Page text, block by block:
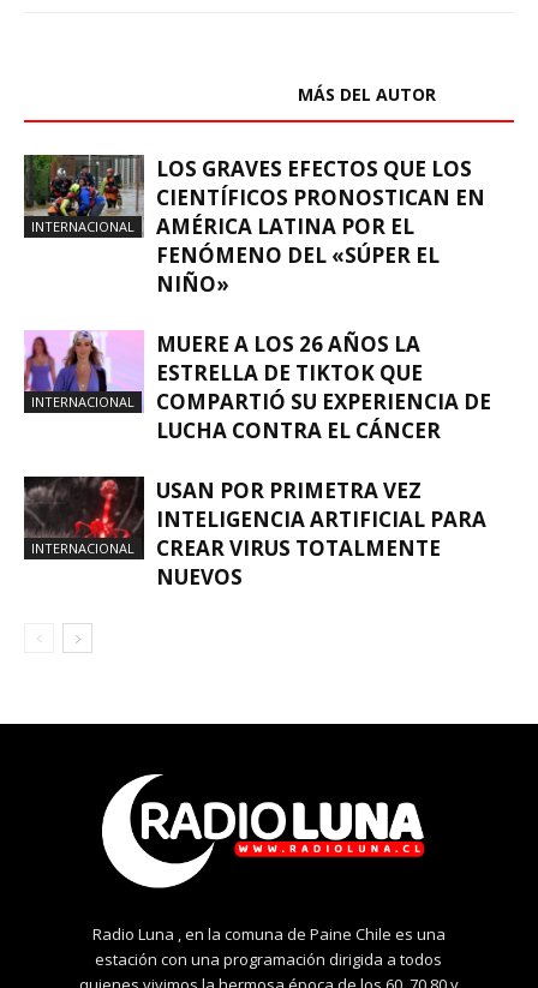
MÁS DEL AUTOR
INTERNACIONAL
LOS GRAVES EFECTOS QUE LOS
CIENTÍFICOS PRONOSTICAN EN
AMÉRICA LATINA POR EL
FENÓMENO DEL «SÚPER EL
NIÑO»
INTERNACIONAL
MUERE A LOS 26 AÑOS LA
ESTRELLA DE TIKTOK QUE
COMPARTIÓ SU EXPERIENCIA DE
LUCHA CONTRA EL CÁNCER
INTERNACIONAL
USAN POR PRIMETRA VEZ
INTELIGENCIA ARTIFICIAL PARA
CREAR VIRUS TOTALMENTE
NUEVOS
Radio Luna , en la comuna de Paine Chile es una
estación con una programación dirigida a todos